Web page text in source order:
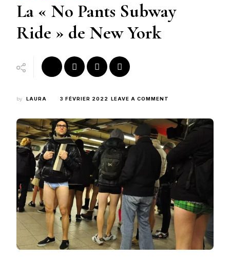
La « No Pants Subway
Ride » de New York
by LAURA 3 FÉVRIER 2022 LEAVE A COMMENT
PANTS
SUBWAY
RIDE »
DE
YORK